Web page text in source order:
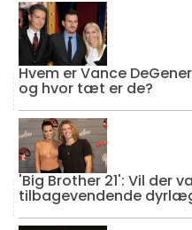
Hvem er Vance
og hvor tæt er de?
'Big Brother 21': Vil der
tilbagevendende